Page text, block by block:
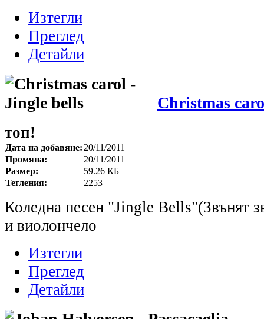
Изтегли
Преглед
Детайли
Christmas
топ!
Дата на добавяне: 20/11/2011
Промяна:
20/11/2011
Размер:
59.26 КБ
Тегления:
2253
Коледна песен "Jingle Bells"(Звънят
и виолончело
Изтегли
Преглед
Детайли